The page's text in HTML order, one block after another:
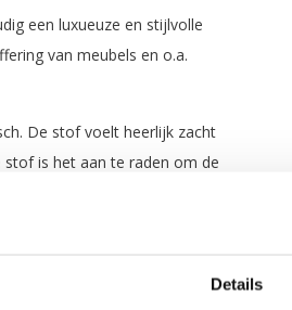
Details
een luxueuze en stijlvolle
van meubels en o.a.
De stof voelt heerlijk zacht
is het aan te raden om de